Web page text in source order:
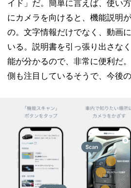
イド」だ。簡単に言えば、使い
にカメラを向けると、機能説明
の。文字情報だけでなく、動画
いる。説明書を引っ張り出さな
能が分かるので、非常に便利だ
側も注目しているそうで、今後